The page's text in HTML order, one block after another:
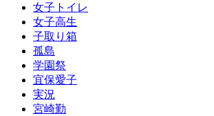
女子トイレ
女子高生
子取り箱
孤島
学園祭
宜保愛子
実況
宮崎勤